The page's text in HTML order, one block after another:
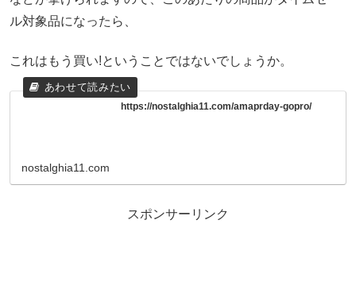
ル対象品になったら、
これはもう買い!ということではないでしょうか。
https://nostalghia11.com/amaprday-gopro/
nostalghia11.com
スポンサーリンク